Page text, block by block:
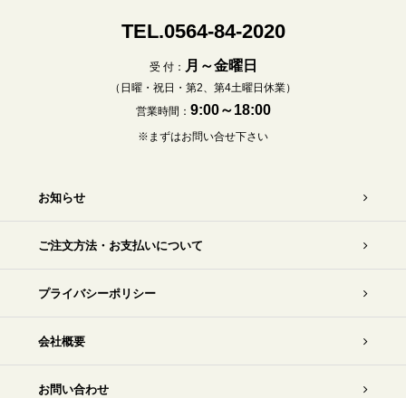
TEL.0564-84-2020
受 付： 月～金曜日
（日曜・祝日・第2、第4土曜日休業）
営業時間： 9:00～18:00
※まずはお問い合せ下さい
お知らせ
ご注文方法・お支払いについて
プライバシーポリシー
会社概要
お問い合わせ